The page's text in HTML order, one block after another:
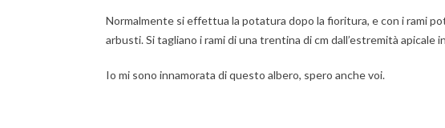
Normalmente si effettua la potatura dopo la fioritura, e con i rami
arbusti. Si tagliano i rami di una trentina di cm dall’estremità apicale
Io mi sono innamorata di questo albero, spero anche voi.